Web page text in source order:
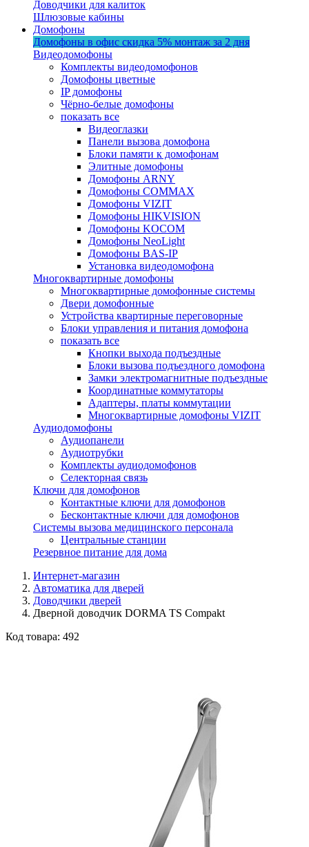
Доводчики для калиток
Шлюзовые кабины
Домофоны
Домофоны в офис скидка 5% монтаж за 2 дня
Видеодомофоны
Комплекты видеодомофонов
Домофоны цветные
IP домофоны
Чёрно-белые домофоны
показать все
Видеоглазки
Панели вызова домофона
Блоки памяти к домофонам
Элитные домофоны
Домофоны ARNY
Домофоны COMMAX
Домофоны VIZIT
Домофоны HIKVISION
Домофоны KOCOM
Домофоны NeoLight
Домофоны BAS-IP
Установка видеодомофона
Многоквартирные домофоны
Многоквартирные домофонные системы
Двери домофонные
Устройства квартирные переговорные
Блоки управления и питания домофона
показать все
Кнопки выхода подъездные
Блоки вызова подъездного домофона
Замки электромагнитные подъездные
Координатные коммутаторы
Адаптеры, платы коммутации
Многоквартирные домофоны VIZIT
Аудиодомофоны
Аудиопанели
Аудиотрубки
Комплекты аудиодомофонов
Селекторная связь
Ключи для домофонов
Контактные ключи для домофонов
Бесконтактные ключи для домофонов
Системы вызова медицинского персонала
Центральные станции
Резервное питание для дома
Интернет-магазин
Автоматика для дверей
Доводчики дверей
Дверной доводчик DORMA TS Compakt
Код товара: 492